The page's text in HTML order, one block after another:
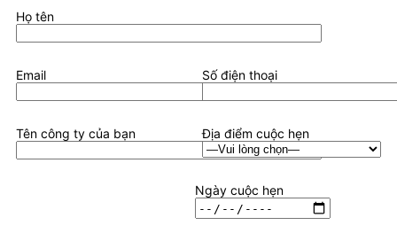
Họ tên
Email Số điện thoại
Tên công ty của bạn Địa điểm cuộc hẹn
Ngày cuộc hẹn